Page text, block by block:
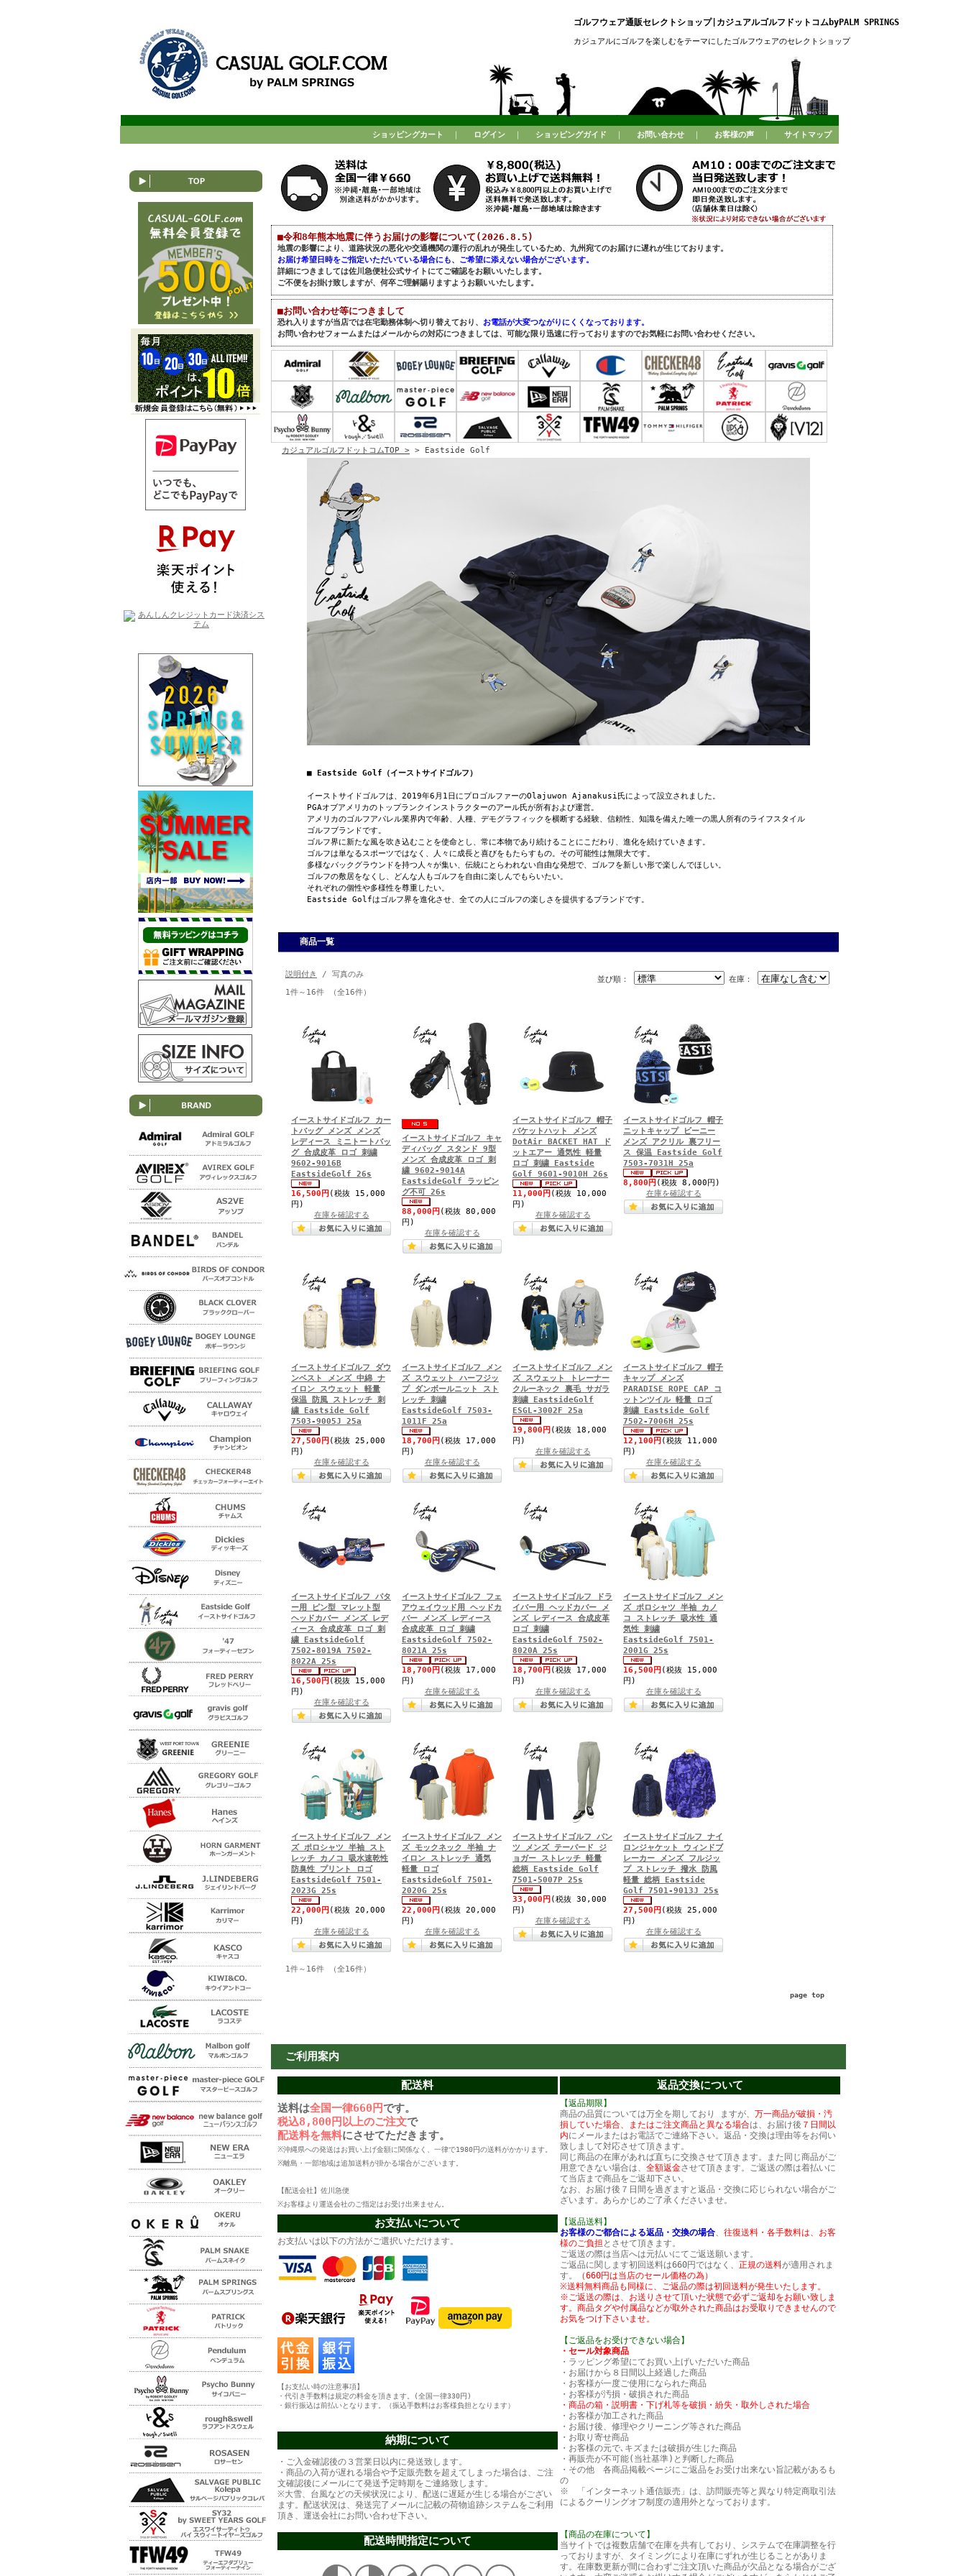
ゴルフウェア通販セレクトショップ|カジュアルゴルフドットコムbyPALM SPRINGS
カジュアルにゴルフを楽しむをテーマにしたゴルフウェアのセレクトショップ
ショッピングカート ｜ ログイン ｜ ショッピングガイド ｜ お問い合わせ ｜ お客様の声 ｜ サイトマップ
■令和8年熊本地震に伴うお届けの影響について(2026.8.5)
地震の影響により、道路状況の悪化や交通機関の運行の乱れが発生しているため、九州宛てのお届けに遅れが生じております。
お届け希望日時をご指定いただいている場合にも、ご希望に添えない場合がございます。
詳細につきましては佐川急便社公式サイトにてご確認をお願いいたします。
ご不便をお掛け致しますが、何卒ご理解賜りますようお願いいたします。
■お問い合わせ等につきまして
恐れ入りますが当店では在宅勤務体制へ切り替えており、 お電話が大変つながりにくくなっております。
お問い合わせフォームまたはメールからの対応につきましては、可能な限り迅速に行っておりますのでお気軽にお問い合わせください。
カジュアルゴルフドットコムTOP > > Eastside Golf
■ Eastside Golf（イーストサイドゴルフ）
イーストサイドゴルフは、2019年6月1日にプロゴルファーのOlajuwon Ajanakusi氏によって設立されました。
PGAオブアメリカのトップランクインストラクターのアール氏が所有および運営。
アメリカのゴルフアパレル業界内で年齢、人種、デモグラフィックを横断する経験、信頼性、知識を備えた唯一の黒人所有のライフスタイル
ゴルフブランドです。
ゴルフ界に新たな風を吹き込むことを使命とし、常に本物であり続けることにこだわり、進化を続けていきます。
ゴルフは単なるスポーツではなく、人々に成長と喜びをもたらすもの。その可能性は無限大です。
多様なバックグラウンドを持つ人々が集い、伝統にとらわれない自由な発想で、ゴルフを新しい形で楽しんでほしい。
ゴルフの敷居をなくし、どんな人もゴルフを自由に楽しんでもらいたい。
それぞれの個性や多様性を尊重したい。
Eastside Golfはゴルフ界を進化させ、全ての人にゴルフの楽しさを提供するブランドです。
商品一覧
在庫：
並び順：
説明付き
/ 写真のみ
1件～16件 （全16件）
イーストサイドゴルフ カー
トバッグ メンズ メンズ
レディース ミニトートバッ
グ 合成皮革 ロゴ 刺繍
9602-9016B
EastsideGolf 26s
16,500円 (税抜 15,000
円)
在庫を確認する
イーストサイドゴルフ キャ
ディバッグ スタンド 9型
メンズ 合成皮革 ロゴ 刺
繍 9602-9014A
EastsideGolf ラッピン
グ不可 26s
88,000円 (税抜 80,000
円)
在庫を確認する
イーストサイドゴルフ 帽子
バケットハット メンズ
DotAir BACKET HAT ド
ットエアー 通気性 軽量
ロゴ 刺繍 Eastside
Golf 9601-9010H 26s
11,000円 (税抜 10,000
円)
在庫を確認する
イーストサイドゴルフ 帽子
ニットキャップ ビーニー
メンズ アクリル 裏フリー
ス 保温 Eastside Golf
7503-7031H 25a
8,800円 (税抜 8,000円)
在庫を確認する
イーストサイドゴルフ ダウ
ンベスト メンズ 中綿 ナ
イロン スウェット 軽量
保温 防風 ストレッチ 刺
繍 Eastside Golf
7503-9005J 25a
27,500円 (税抜 25,000
円)
在庫を確認する
イーストサイドゴルフ メン
ズ スウェット ハーフジッ
プ ダンボールニット スト
レッチ 刺繍
EastsideGolf 7503-
1011F 25a
18,700円 (税抜 17,000
円)
在庫を確認する
イーストサイドゴルフ メン
ズ スウェット トレーナー
クルーネック 裏毛 サガラ
刺繍 EastsideGolf
ESGL-3002F 25a
19,800円 (税抜 18,000
円)
在庫を確認する
イーストサイドゴルフ 帽子
キャップ メンズ
PARADISE ROPE CAP コ
ットンツイル 軽量 ロゴ
刺繍 Eastside Golf
7502-7006H 25s
12,100円 (税抜 11,000
円)
在庫を確認する
イーストサイドゴルフ パタ
ー用 ピン型 マレット型
ヘッドカバー メンズ レデ
ィース 合成皮革 ロゴ 刺
繍 EastsideGolf
7502-8019A 7502-
8022A 25s
16,500円 (税抜 15,000
円)
在庫を確認する
イーストサイドゴルフ フェ
アウェイウッド用 ヘッドカ
バー メンズ レディース
合成皮革 ロゴ 刺繍
EastsideGolf 7502-
8021A 25s
18,700円 (税抜 17,000
円)
在庫を確認する
イーストサイドゴルフ ドラ
イバー用 ヘッドカバー メ
ンズ レディース 合成皮革
ロゴ 刺繍
EastsideGolf 7502-
8020A 25s
18,700円 (税抜 17,000
円)
在庫を確認する
イーストサイドゴルフ メン
ズ ポロシャツ 半袖 カノ
コ ストレッチ 吸水性 通
気性 刺繍
EastsideGolf 7501-
2001G 25s
16,500円 (税抜 15,000
円)
在庫を確認する
イーストサイドゴルフ メン
ズ ポロシャツ 半袖 スト
レッチ カノコ 吸水速乾性
防臭性 プリント ロゴ
EastsideGolf 7501-
2023G 25s
22,000円 (税抜 20,000
円)
在庫を確認する
イーストサイドゴルフ メン
ズ モックネック 半袖 ナ
イロン ストレッチ 通気
軽量 ロゴ
EastsideGolf 7501-
2020G 25s
22,000円 (税抜 20,000
円)
在庫を確認する
イーストサイドゴルフ パン
ツ メンズ テーパード ジ
ョガー ストレッチ 軽量
総柄 Eastside Golf
7501-5007P 25s
33,000円 (税抜 30,000
円)
在庫を確認する
イーストサイドゴルフ ナイ
ロンジャケット ウィンドブ
レーカー メンズ フルジッ
プ ストレッチ 撥水 防風
軽量 総柄 Eastside
Golf 7501-9013J 25s
27,500円 (税抜 25,000
円)
在庫を確認する
1件～16件 （全16件）
page top
ご利用案内
配送料
送料は全国一律660円です。
税込8,800円以上のご注文で
配送料を無料にさせてただきます。
※沖縄県への発送はお買い上げ金額に関係なく、一律で1980円の送料がかかります。
※離島・一部地域は追加送料が掛かる場合がございます。
【配送会社】佐川急便
※お客様より運送会社のご指定はお受け出来ません。
お支払いについて
お支払いは以下の方法がご選択いただけます。
【お支払い時の注意事項】
・代引き手数料は規定の料金を頂きます。(全国一律330円)
・銀行振込は前払いとなります。（振込手数料はお客様負担となります）
納期について
・ご入金確認後の３営業日以内に発送致します。
・商品の入荷が遅れる場合や予定販売数を超えてしまった場合は、ご注
文確認後にメールにて発送予定時期をご連絡致します。
※大雪、台風などの天候状況により、配送に遅延が生じる場合がござい
ます。配送状況は、発送完了メールに記載の荷物追跡システムをご利用
頂き、運送会社にお問い合わせ下さい。
配送時間指定について
返品交換について
【返品期限】
商品の品質については万全を期しており ますが、 万一商品が破損・汚
損していた場合、またはご注文商品と異なる場合は、お届け後 ７日間以
内にメールまたはお電話でご連絡下さい。返品・交換は理由等をお伺い
致しまして対応させて頂きます。
同じ商品の在庫があれば直ちに交換させて頂きます。また同じ商品がご
用意できない場合は、 全額返金させて頂きます。ご返送の際は着払いに
て当店まで商品をご返却下さい。
なお、お届け後７日間を過ぎますと返品・交換に応じられない場合がご
ざいます。あらかじめご了承くださいませ。
【返品送料】
お客様のご都合による返品・交換の場合、 往復送料・各手数料は、
お客
様のご負担 とさせて頂きます。
ご返送の際は当店へは元払いにてご返送願います。
ご返品に関します初回送料は660円ではなく、 正規の送料が適用されま
す。
（660円は当店のセール価格の為）
※送料無料商品も同様に、ご返品の際は初回送料が発生いたします。
※ご返送の際は、お送りさせて頂いた状態で必ずご返却をお願い致しま
す。商品タグや付属品などが取外された商品はお受取りできませんので
お気をつけ下さいませ。
【ご返品をお受けできない場合】
・セール対象商品
・ラッピング希望にてお買い上げいただいた商品
・お届けから８日間以上経過した商品
・お客様が一度ご使用になられた商品
・お客様が汚損・破損された商品
・商品の箱・説明書・下げ札等を破損・紛失・取外しされた場合
・お客様が加工された商品
・お届け後、修理やクリーニング等された商品
・お取り寄せ商品
・お客様の元で､キズまたは破損が生じた商品
・再販売が不可能(当社基準)と判断した商品
・その他 各商品掲載ページにご返品をお受け出来ない旨記載があるも
の
※ 「インターネット通信販売」は、訪問販売等と異なり特定商取引法
によるクーリングオフ制度の適用外となっております。
【商品の在庫について】
当サイトでは複数店舗で在庫を共有しており、システムで在庫調整を行
っておりますが、タイミングにより在庫にずれが生じることがありま
す。在庫数更新が間に合わずご注文頂いた商品が欠品となる場合がござ